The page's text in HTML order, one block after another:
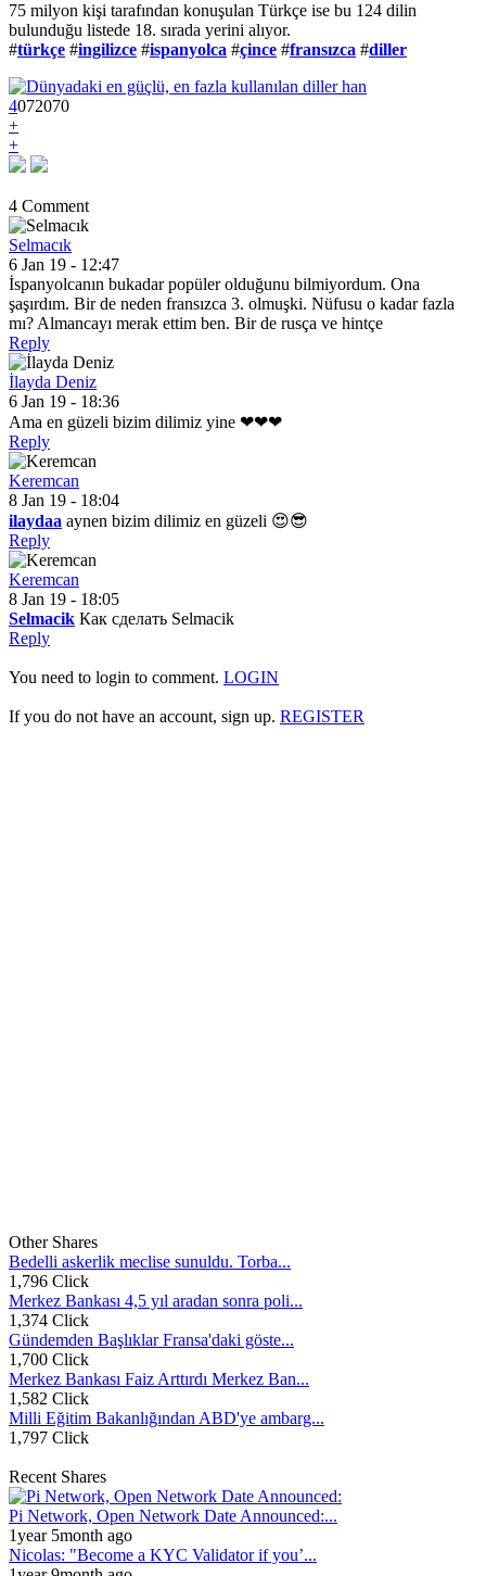
75 milyon kişi tarafından konuşulan Türkçe ise bu 124 dilin
bulunduğu listede 18. sırada yerini alıyor.
#türkçe #ingilizce #ispanyolca #çince #fransızca #diller
4072070
+
+
4 Comment
Selmacık
6 Jan 19 - 12:47
İspanyolcanın bukadar popüler olduğunu bilmiyordum. Ona
şaşırdım. Bir de neden fransızca 3. olmuşki. Nüfusu o kadar fazla
mı? Almancayı merak ettim ben. Bir de rusça ve hintçe
Reply
İlayda Deniz
6 Jan 19 - 18:36
Ama en güzeli bizim dilimiz yine ❤❤❤
Reply
Keremcan
8 Jan 19 - 18:04
ilaydaa aynen bizim dilimiz en güzeli 😍😎
Reply
Keremcan
8 Jan 19 - 18:05
Selmacik Как сделать Selmacik
Reply
You need to login to comment. LOGIN
If you do not have an account, sign up. REGISTER
Other Shares
Bedelli askerlik meclise sunuldu. Torba...
1,796 Click
Merkez Bankası 4,5 yıl aradan sonra poli...
1,374 Click
Gündemden Başlıklar Fransa'daki göste...
1,700 Click
Merkez Bankası Faiz Arttırdı Merkez Ban...
1,582 Click
Milli Eğitim Bakanlığından ABD'ye ambarg...
1,797 Click
Recent Shares
Pi Network, Open Network Date Announced:...
1year 5month ago
Nicolas: "Become a KYC Validator if you’...